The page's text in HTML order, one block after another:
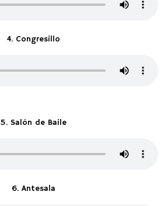
4. Congresillo
5. Salón de Baile
6. Antesala